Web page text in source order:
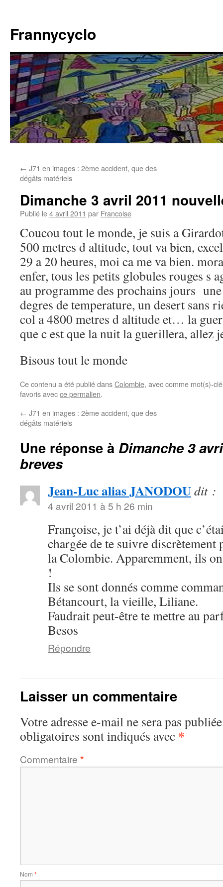
contenu
Frannycyclo
← J71 en images : 2ème accident, que des
dégâts matériels
Dimanche 3 avril 2011
Publié le4 avril 2011 par Francoise
Coucou tout le monde, je suis a
500 metres d altitude, tout va bien,
29 a 20 heures, moi ca me va bien.
enfer, tous les petits globules rouges s
au programme des prochains jours
degres de temperature, un desert sans
col a 4800 metres d altitude et… la
que c est que la nuit la guerillera, allez
Bisous tout le monde
Ce contenu a été publié dansColombie, avec comme mot(s)-
favoris avecce permalien.
← J71 en images : 2ème accident, que des
dégâts matériels
Une réponse à Dimanche 3
breves
Jean-Luc alias JANODOUdit :
4 avril 2011 à 5 h 26 min
Françoise, je t’ai déjà dit que
chargée de te suivre discrètement
la Colombie. Apparemment, ils
!
Ils se sont donnés comme
Bétancourt, la vieille, Liliane.
Faudrait peut-être te mettre au
Besos
Répondre
Laisser un commentaire
Votre adresse e-mail ne sera pas
obligatoires sont indiqués avec *
Commentaire *
Nom *